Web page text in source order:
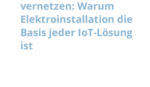
vernetzen: Warum
Elektroinstallation die
Basis jeder IoT-Lösung
ist